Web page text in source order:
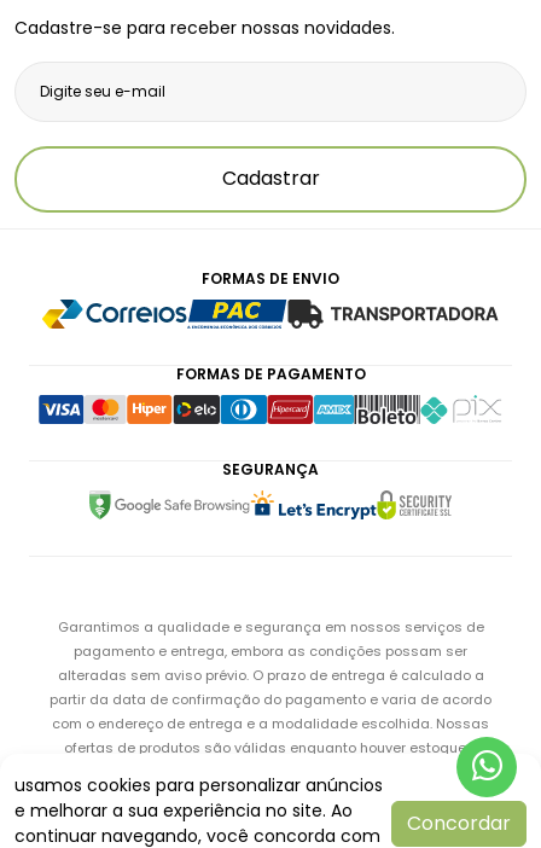
Cadastre-se para receber nossas novidades.
Cadastrar
FORMAS DE ENVIO
FORMAS DE PAGAMENTO
SEGURANÇA
Garantimos a qualidade e segurança em nossos serviços de
pagamento e entrega, embora as condições possam ser
alteradas sem aviso prévio. O prazo de entrega é calculado a
partir da data de confirmação do pagamento e varia de acordo
com o endereço de entrega e a modalidade escolhida. Nossas
ofertas de produtos são válidas enquanto houver estoque e
usamos cookies para personalizar anúncios
e melhorar a sua experiência no site. Ao
continuar navegando, você concorda com
Concordar